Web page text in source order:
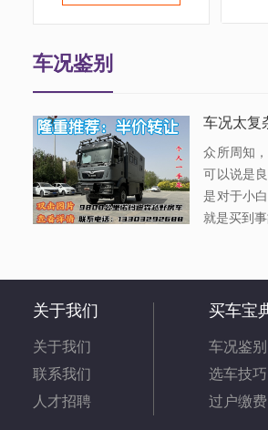
泡水，无火烧，保证照片和现
车一致，否则愿赔偿您往返路
车况鉴别
众所周知
可以说是
是对于小
就是买到
关于我们
关于我们
联系我们
人才招聘
买车宝
车况鉴别
选车技巧
过户缴费